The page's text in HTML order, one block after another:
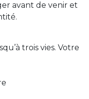
avant de venir et
trois vies. Votre